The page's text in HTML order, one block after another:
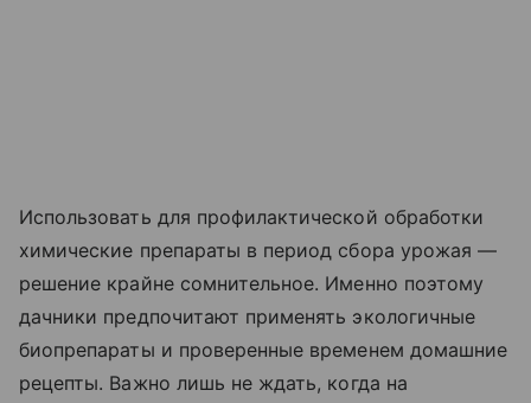
Использовать для профилактической обработки
химические препараты в период сбора урожая —
решение крайне сомнительное. Именно поэтому
дачники предпочитают применять экологичные
биопрепараты и проверенные временем домашние
рецепты. Важно лишь не ждать, когда на